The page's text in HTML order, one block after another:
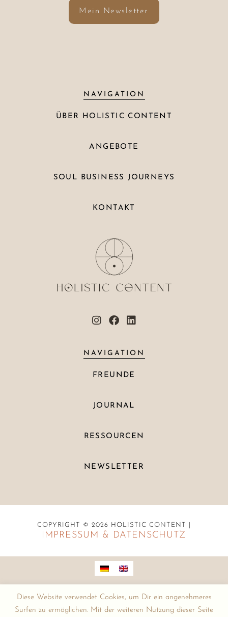
Mein Newsletter
NAVIGATION
ÜBER HOLISTIC CONTENT
ANGEBOTE
SOUL BUSINESS JOURNEYS
KONTAKT
NAVIGATION
FREUNDE
JOURNAL
RESSOURCEN
NEWSLETTER
COPYRIGHT © 2026 HOLISTIC CONTENT |
IMPRESSUM & DATENSCHUTZ
Diese Website verwendet Cookies, um Dir ein angenehmeres
Surfen zu ermöglichen. Mit der weiteren Nutzung dieser Seite